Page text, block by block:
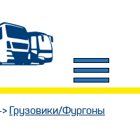
> Грузовики/Фургоны